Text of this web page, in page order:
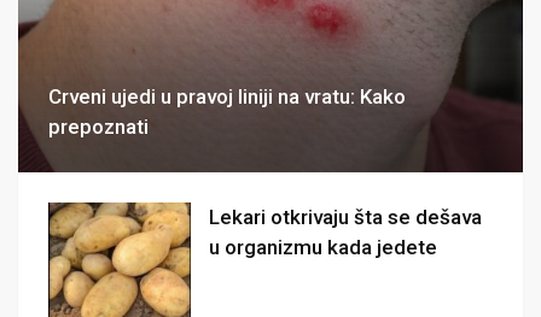
Crveni ujedi u pravoj liniji na vratu: Kako
prepoznati
Lekari otkrivaju šta se dešava
u organizmu kada jedete